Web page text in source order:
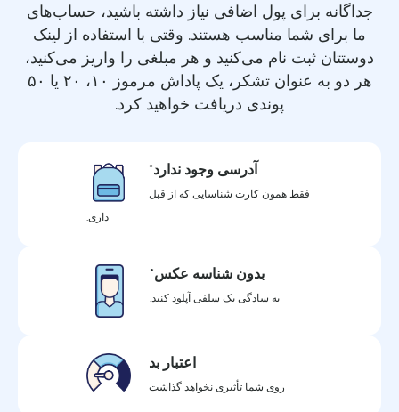
جداگانه برای پول اضافی نیاز داشته باشید، حساب‌های
ما برای شما مناسب هستند. وقتی با استفاده از لینک
دوستتان ثبت نام می‌کنید و هر مبلغی را واریز می‌کنید،
هر دو به عنوان تشکر، یک پاداش مرموز ۱۰، ۲۰ یا ۵۰
پوندی دریافت خواهید کرد.
آدرسی وجود ندارد*
فقط همون کارت شناسایی که از قبل
داری.
بدون شناسه عکس*
به سادگی یک سلفی آپلود کنید.
اعتبار بد
روی شما تأثیری نخواهد گذاشت